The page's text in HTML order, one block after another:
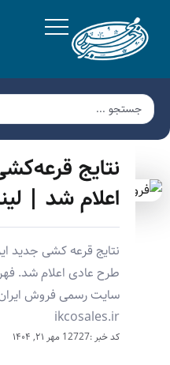
نتایج
اعلام شد |
نتایج قرعه کشی جدید
طرح عادی اعلام شد.
سایت رسمی فروش
ikcosales.ir
کد خبر :12727 مهر ۲۱, ۱۴۰۴